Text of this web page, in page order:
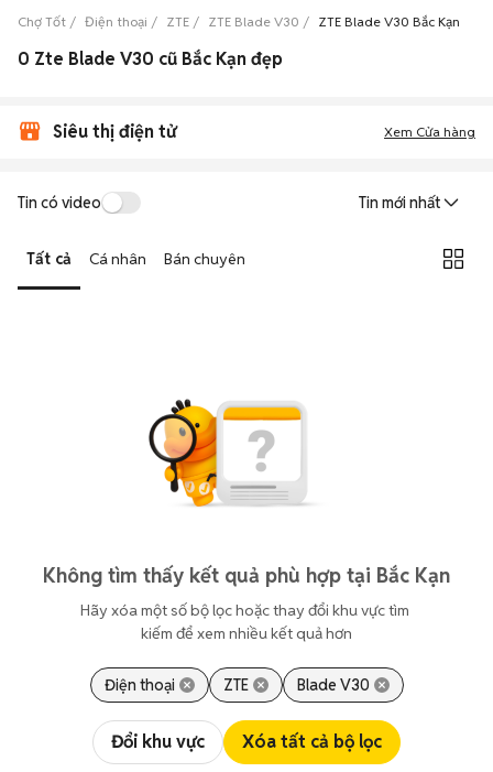
Chợ Tốt Điện thoại ZTE ZTE Blade V30 ZTE Blade V30 Bắc Kạn
0 Zte Blade V30 cũ Bắc Kạn đẹp
Siêu thị điện tử Xem Cửa hàng
Tin có video Tin mới nhất
Tất cả Cá nhân Bán chuyên
Không tìm thấy kết quả phù hợp tại Bắc Kạn
Hãy xóa một số bộ lọc hoặc thay đổi khu vực tìm
kiếm để xem nhiều kết quả hơn
Điện thoại ZTE Blade V30
Đổi khu vực Xóa tất cả bộ lọc